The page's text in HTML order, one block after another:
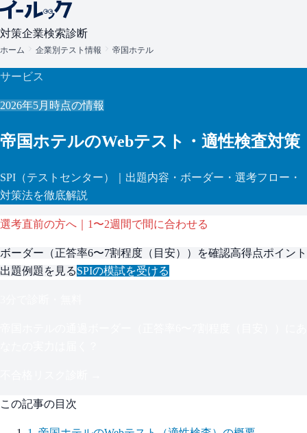
対策企業検索診断
ホーム 企業別テスト情報 帝国ホテル
サービス
2026年5月 時点の情報
帝国ホテルのWebテスト・適性検査対策
SPI （テストセンター）
｜出題内容・ボーダー・選考フロー・
対策法を徹底解説
選考直前の方へ｜1〜2週間で間に合わせる
ボーダー（正答率6〜7割程度（目安） ）を確認高得点ポイント
出題例題を見るSPIの模試を受ける
この記事の目次